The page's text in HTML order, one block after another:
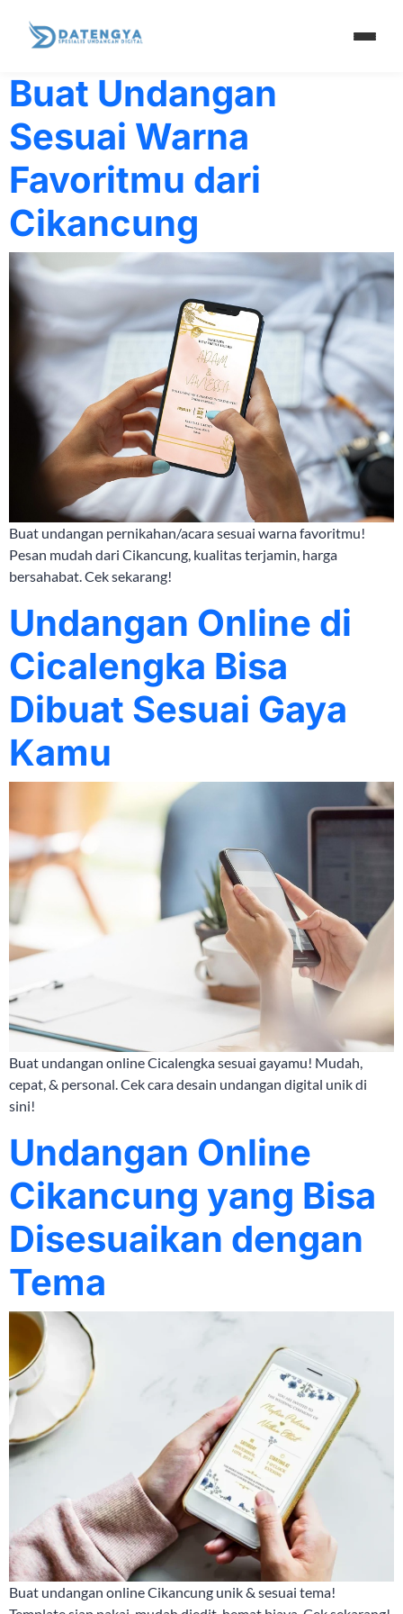
Tag:sesuai
Buat Undangan
Sesuai Warna
Favoritmu dari
Cikancung
Buat undangan pernikahan/acara sesuai warna favoritmu!
Pesan mudah dari Cikancung, kualitas terjamin, harga
bersahabat. Cek sekarang!
Undangan Online di
Cicalengka Bisa
Dibuat Sesuai Gaya
Kamu
Buat undangan online Cicalengka sesuai gayamu! Mudah,
cepat, & personal. Cek cara desain undangan digital unik di
sini!
Undangan Online
Cikancung yang Bisa
Disesuaikan dengan
Tema
Buat undangan online Cikancung unik & sesuai tema!